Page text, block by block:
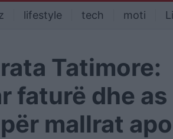
lifestyle tech moti
Tatimore:
faturë dhe as
mallrat apo